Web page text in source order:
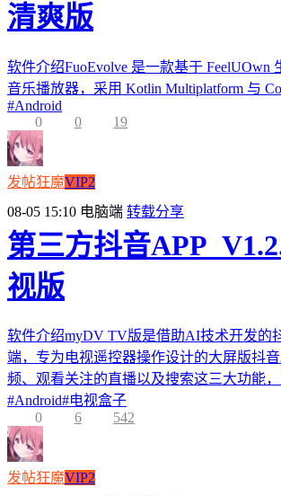
清爽版
软件介绍FuoEvolve 是一款基于 FeelUOwn
音乐播放器，采用 Kotlin Multiplatform 与
#Android
0
0 19
发帖狂魔VIP2
08-05 15:10 电脑端 转载分享
第三方抖音
视版
软件介绍myDV TV版是借助AI技术开发的
端，专为电视遥控器操作设计的大屏版抖
频、观看关注的直播以及搜索这三大功能
#Android#电视盒子
0
6 542
发帖狂魔VIP2